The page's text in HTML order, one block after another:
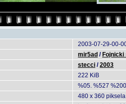
2003-07-29-00-
mir5ad /
stecci /2003
222 KiB
%05. %527
480 x 360 piksela